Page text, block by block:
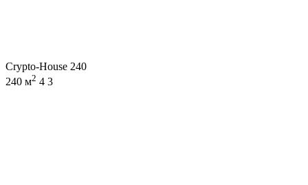
Crypto-House 240
240 м2 4 3